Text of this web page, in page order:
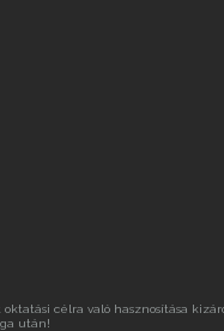
célra való hasznosítása
után!